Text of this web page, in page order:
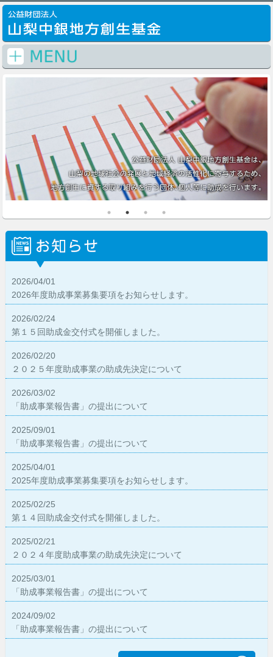
2026/04/01
2026年度助成事業募集要項をお知らせします。
2026/02/24
第１５回助成金交付式を開催しました。
2026/02/20
２０２５年度助成事業の助成先決定について
2026/03/02
「助成事業報告書」の提出について
2025/09/01
「助成事業報告書」の提出について
2025/04/01
2025年度助成事業募集要項をお知らせします。
2025/02/25
第１４回助成金交付式を開催しました。
2025/02/21
２０２４年度助成事業の助成先決定について
2025/03/01
「助成事業報告書」の提出について
2024/09/02
「助成事業報告書」の提出について